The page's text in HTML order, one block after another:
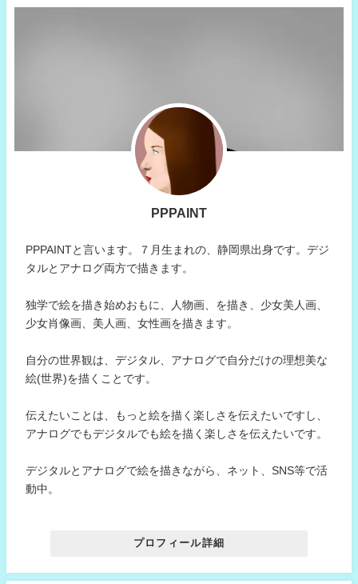
PPPAINT
PPPAINTと言います。７月生まれの、静岡県出身です。デジ
タルとアナログ両方で描きます。
独学で絵を描き始めおもに、人物画、を描き、少女美人画、
少女肖像画、美人画、女性画を描きます。
自分の世界観は、デジタル、アナログで自分だけの理想美な
絵(世界)を描くことです。
伝えたいことは、もっと絵を描く楽しさを伝えたいですし、
アナログでもデジタルでも絵を描く楽しさを伝えたいです。
デジタルとアナログで絵を描きながら、ネット、SNS等で活
動中。
プロフィール詳細